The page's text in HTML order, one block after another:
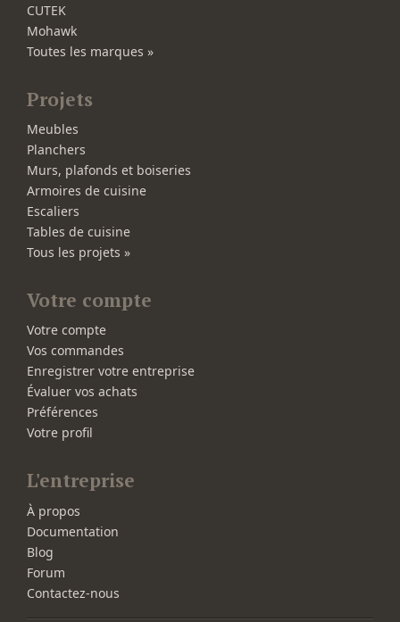
CUTEK
Mohawk
Toutes les marques »
Projets
Meubles
Planchers
Murs, plafonds et boiseries
Armoires de cuisine
Escaliers
Tables de cuisine
Tous les projets »
Votre compte
Votre compte
Vos commandes
Enregistrer votre entreprise
Évaluer vos achats
Préférences
Votre profil
L'entreprise
À propos
Documentation
Blog
Forum
Contactez-nous